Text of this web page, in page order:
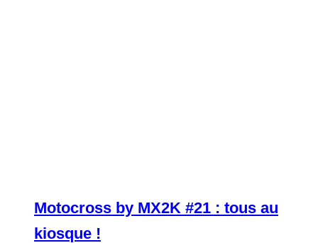
Motocross by MX2K #21 : tous au
kiosque !